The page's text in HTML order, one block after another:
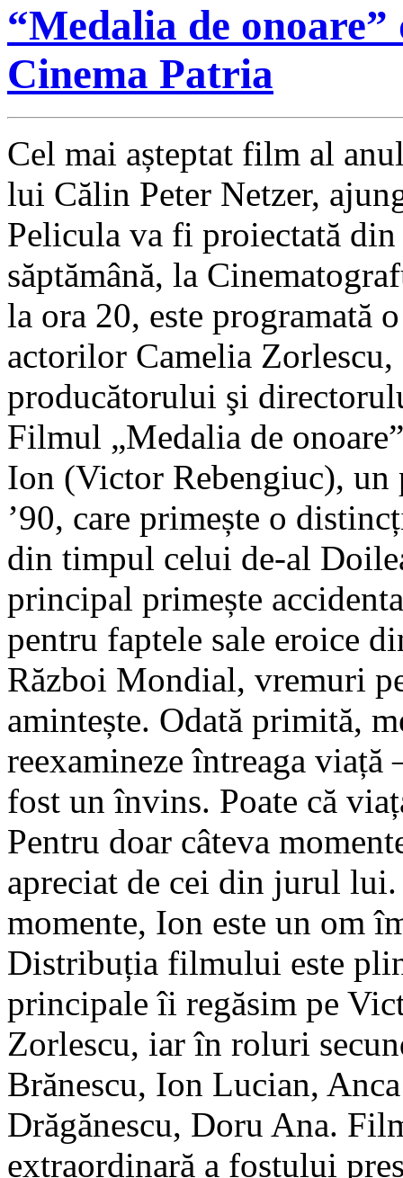
“Medalia de
Cinema Patria
Cel mai așteptat film al
lui Călin Peter Netzer,
Pelicula va fi proiectată
săptămână, la
la ora 20, este programată
actorilor Camelia
producătorului şi
Filmul „Medalia de
Ion (Victor Rebengiuc), un
’90, care primește o
din timpul celui de-al
principal primește
pentru faptele sale eroice
Război Mondial, vremuri
amintește. Odată primită,
reexamineze întreaga viață
fost un învins. Poate că
Pentru doar câteva
apreciat de cei din jurul
momente, Ion este un om
Distribuția filmului este
principale îi regăsim pe
Zorlescu, iar în roluri
Brănescu, Ion Lucian,
Drăgănescu, Doru Ana.
extraordinară a fostului